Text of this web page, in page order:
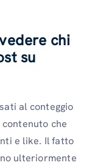
chi
su
al conteggio
che
e like. Il fatto
ulteriormente